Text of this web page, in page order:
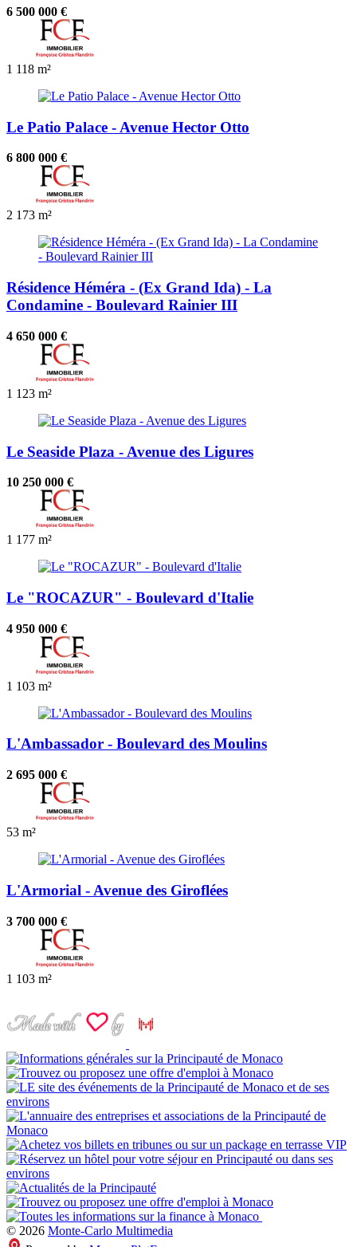
6 500 000 €
1 118 m²
Le Patio Palace - Avenue Hector Otto
6 800 000 €
2 173 m²
Résidence Héméra - (Ex Grand Ida) - La
Condamine - Boulevard Rainier III
4 650 000 €
1 123 m²
Le Seaside Plaza - Avenue des Ligures
10 250 000 €
1 177 m²
Le "ROCAZUR" - Boulevard d'Italie
4 950 000 €
1 103 m²
L'Ambassador - Boulevard des Moulins
2 695 000 €
53 m²
L'Armorial - Avenue des Giroflées
3 700 000 €
1 103 m²
© 2026 Monte-Carlo Multimedia